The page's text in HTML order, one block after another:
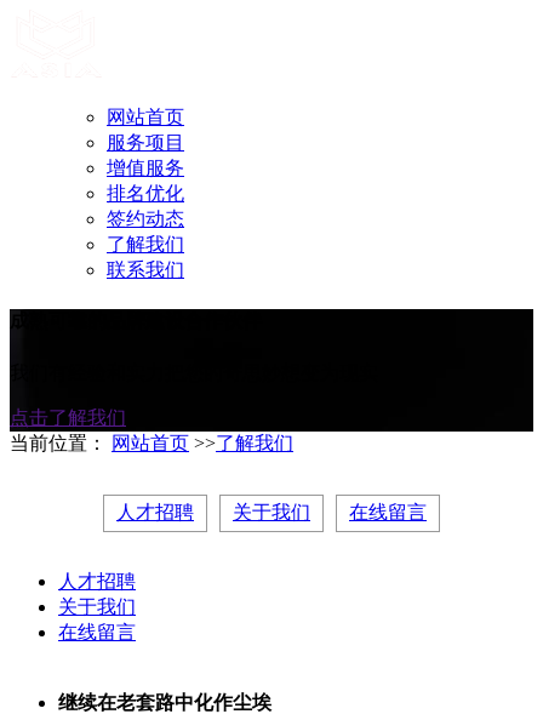
网站首页
服务项目
增值服务
排名优化
签约动态
了解我们
联系我们
点击了解我们
当前位置：
网站首页 >>了解我们
人才招聘 关于我们 在线留言
人才招聘
关于我们
在线留言
继续在老套路中化作尘埃